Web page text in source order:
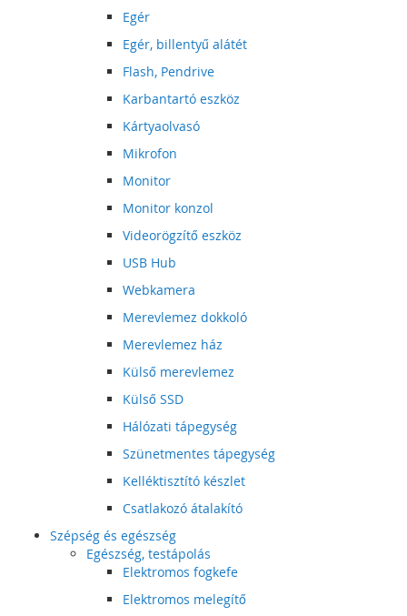
Egér
Egér, billentyű alátét
Flash, Pendrive
Karbantartó eszköz
Kártyaolvasó
Mikrofon
Monitor
Monitor konzol
Videorögzítő eszköz
USB Hub
Webkamera
Merevlemez dokkoló
Merevlemez ház
Külső merevlemez
Külső SSD
Hálózati tápegység
Szünetmentes tápegység
Kelléktisztító készlet
Csatlakozó átalakító
Szépség és egészség
Egészség, testápolás
Elektromos fogkefe
Elektromos melegítő